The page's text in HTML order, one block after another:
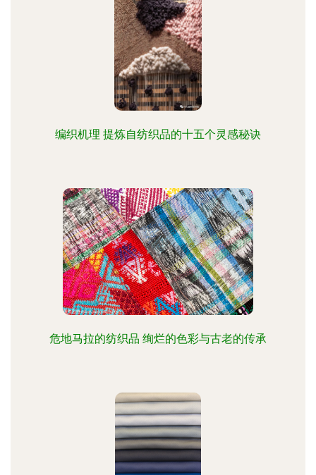
编织机理 提炼自纺织品的十五个灵感秘诀
危地马拉的纺织品 绚烂的色彩与古老的传承